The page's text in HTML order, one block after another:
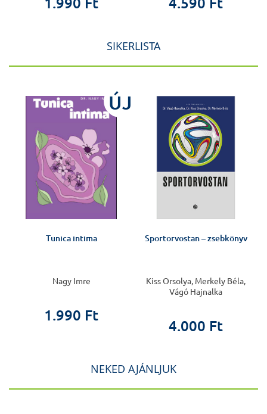
1.990 Ft 4.590 Ft
SIKERLISTA
ÚJ
Tunica intima
Nagy Imre
1.990 Ft
Sportorvostan – zsebkönyv
Kiss Orsolya, Merkely Béla,
Vágó Hajnalka
4.000 Ft
NEKED AJÁNLJUK